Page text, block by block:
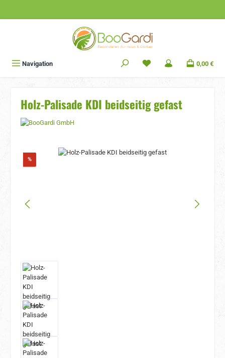
Navigation 0,00 €
Holz-Palisade KDI beidseitig gefast
Bildergalerie überspringen
%Rabatt